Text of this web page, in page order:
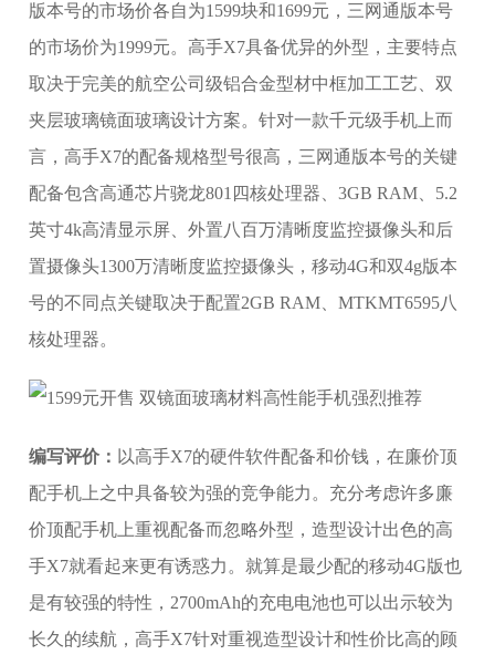
版本号的市场价各自为1599块和1699元，三网通版本号
的市场价为1999元。高手X7具备优异的外型，主要特点
取决于完美的航空公司级铝合金型材中框加工工艺、双
夹层玻璃镜面玻璃设计方案。针对一款千元级手机上而
言，高手X7的配备规格型号很高，三网通版本号的关键
配备包含高通芯片骁龙801四核处理器、3GB RAM、5.2
英寸4k高清显示屏、外置八百万清晰度监控摄像头和后
置摄像头1300万清晰度监控摄像头，移动4G和双4g版本
号的不同点关键取决于配置2GB RAM、MTKMT6595八
核处理器。
编写评价： 以高手X7的硬件软件配备和价钱，在廉价顶
配手机上之中具备较为强的竞争能力。充分考虑许多廉
价顶配手机上重视配备而忽略外型，造型设计出色的高
手X7就看起来更有诱惑力。就算是最少配的移动4G版也
是有较强的特性，2700mAh的充电电池也可以出示较为
长久的续航，高手X7针对重视造型设计和性价比高的顾